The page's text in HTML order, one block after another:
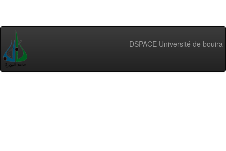
DSPACE Université de bouira